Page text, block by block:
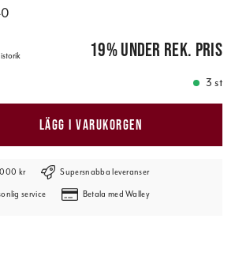
159,00 kr
19%under rek. pris
3 st
LÄGG I VARUKORGEN
kr Supersnabba leveranser
service Betala med Walley